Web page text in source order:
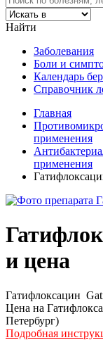
Найти
Заболевания
Боли и
Календарь
Справочник
Главная
применения
применения
и цена
Гатифлоксацин
Цена на
Петербург)
Подробная